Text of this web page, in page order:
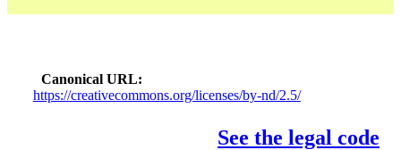
Canonical URL
https://creativecommons.org/licenses/by-nd/2.5/
See the legal code